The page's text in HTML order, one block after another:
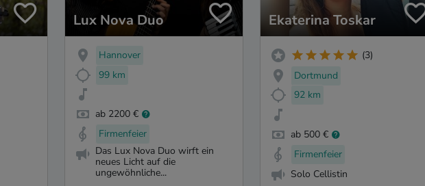
Lux Nova Duo
Hannover
99 km
ab 2200 €
Firmenfeier
Das Lux Nova Duo wirft ein
neues Licht auf die
ungewöhnliche...
Ekaterina Toskar
(3)
Dortmund
92 km
ab 500 €
Firmenfeier
Solo Cellistin